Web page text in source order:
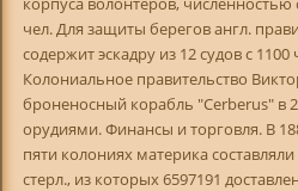
чел. Для защиты берегов англ.
содержит эскадру из 12 судов с 1100
Колониальное правительство
броненосный корабль "Cerberus" в
орудиями. Финансы и торговля. В
пяти колониях материка
стерл., из которых 6597191